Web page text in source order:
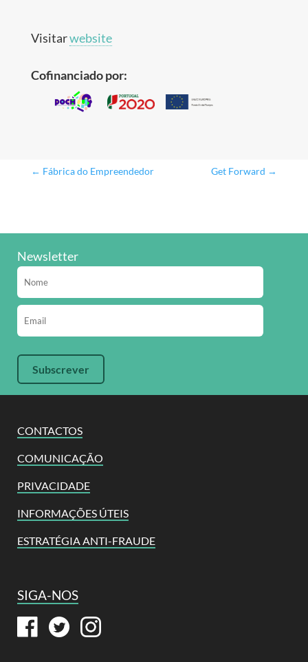
Visitarwebsite
Cofinanciado por:
← Fábrica do Empreendedor Get Forward →
CONTACTOS
COMUNICAÇÃO
PRIVACIDADE
INFORMAÇÕES ÚTEIS
ESTRATÉGIA ANTI-FRAUDE
SIGA-NOS
Newsletter